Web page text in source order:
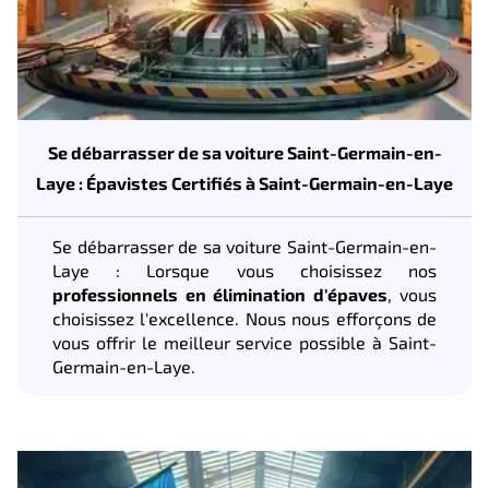
Se débarrasser de sa voiture Saint-Germain-en-
Laye : Épavistes Certifiés à Saint-Germain-en-Laye
Se débarrasser de sa voiture Saint-Germain-en-
Laye : Lorsque vous choisissez nos
professionnels en élimination d'épaves, vous
choisissez l'excellence. Nous nous efforçons de
vous offrir le meilleur service possible à Saint-
Germain-en-Laye.